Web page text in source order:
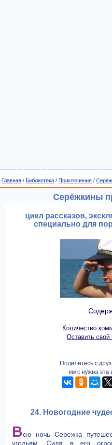
Главная / Библиотека / Приключения /
Серёжкины
цикл рассказов,
специально для
Количество
Оставить свой
Поделитесь с
им с нужна
24. Новогодние
Всю ночь Сережка
угодьям. Сидя в его